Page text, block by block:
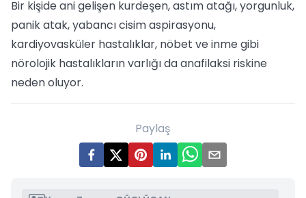
Bir kişide ani gelişen kurdeşen, astım atağı, yorgunluk,
panik atak, yabancı cisim aspirasyonu,
kardiyovasküler hastalıklar, nöbet ve inme gibi
nörolojik hastalıkların varlığı da anafilaksi riskine
neden oluyor.
Paylaş